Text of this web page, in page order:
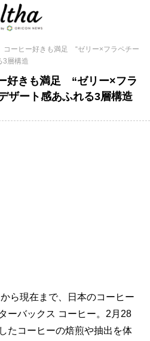
コーヒー好きも満足 “ゼリー×フラペチー
3層構造
好きも満足 “ゼリー×フラ
ザート感あふれる3層構造
ら現在まで、日本のコーヒー
ーバックス コーヒー。2月28
たコーヒーの焙煎や抽出を体